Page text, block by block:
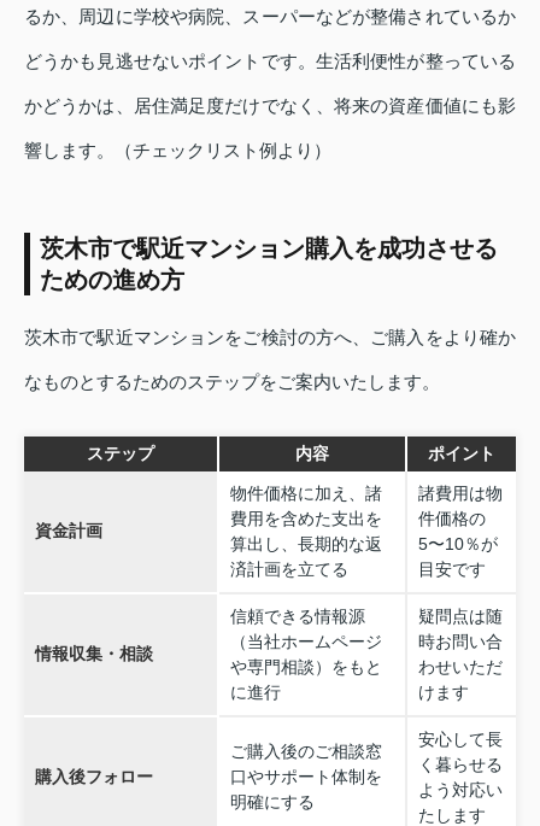
るか、周辺に学校や病院、スーパーなどが整備されているか
どうかも見逃せないポイントです。生活利便性が整っている
かどうかは、居住満足度だけでなく、将来の資産価値にも影
響します。（チェックリスト例より）
茨木市で駅近マンション購入を成功させる
ための進め方
茨木市で駅近マンションをご検討の方へ、ご購入をより確か
なものとするためのステップをご案内いたします。
ステップ 内容 ポイント
資金計画
物件価格に加え、諸
費用を含めた支出を
算出し、長期的な返
済計画を立てる
諸費用は物
件価格の
5〜10％が
目安です
情報収集・相談
信頼できる情報源
（当社ホームページ
や専門相談）をもと
に進行
疑問点は随
時お問い合
わせいただ
けます
購入後フォロー
ご購入後のご相談窓
口やサポート体制を
明確にする
安心して長
く暮らせる
よう対応い
たします